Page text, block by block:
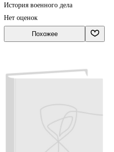
История военного дела
Нет оценок
Похожее